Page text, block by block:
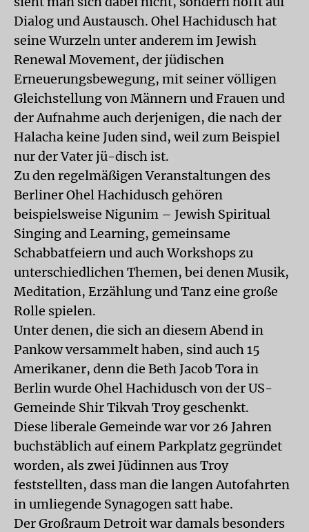
Dialog und Austausch. Ohel Hachidusch hat
seine Wurzeln unter anderem im Jewish
Renewal Movement, der jüdischen
Erneuerungsbewegung, mit seiner völligen
Gleichstellung von Männern und Frauen und
der Aufnahme auch derjenigen, die nach der
Halacha keine Juden sind, weil zum Beispiel
nur der Vater jü-disch ist.
Zu den regelmäßigen Veranstaltungen des
Berliner Ohel Hachidusch gehören
beispielsweise Nigunim – Jewish Spiritual
Singing and Learning, gemeinsame
Schabbatfeiern und auch Workshops zu
unterschiedlichen Themen, bei denen Musik,
Meditation, Erzählung und Tanz eine große
Rolle spielen.
Unter denen, die sich an diesem Abend in
Pankow versammelt haben, sind auch 15
Amerikaner, denn die Beth Jacob Tora in
Berlin wurde Ohel Hachidusch von der US-
Gemeinde Shir Tikvah Troy geschenkt.
Diese liberale Gemeinde war vor 26 Jahren
buchstäblich auf einem Parkplatz gegründet
worden, als zwei Jüdinnen aus Troy
feststellten, dass man die langen Autofahrten
in umliegende Synagogen satt habe.
Der Großraum Detroit war damals besonders